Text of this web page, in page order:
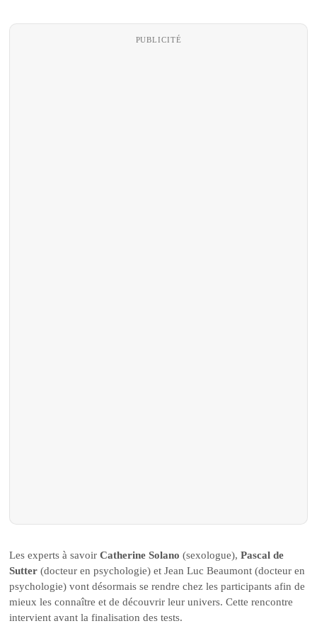
PUBLICITÉ
Les experts à savoirCatherine Solano (sexologue),Pascal de
Sutter(docteur en psychologie) et Jean Luc Beaumont (docteur en
psychologie) vont désormais se rendre chez les participants afin de
mieux les connaître et de découvrir leur univers. Cette rencontre
intervient avant la finalisation des tests.